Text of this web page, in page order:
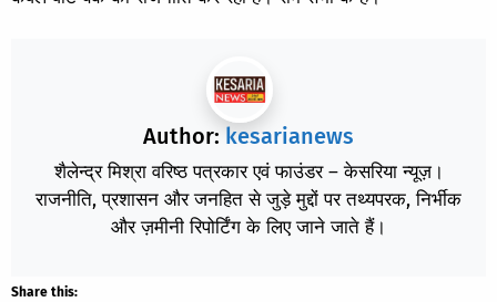
Author: kesarianews
शैलेन्द्र मिश्रा वरिष्ठ पत्रकार एवं फाउंडर – केसरिया न्यूज़।
राजनीति, प्रशासन और जनहित से जुड़े मुद्दों पर तथ्यपरक, निर्भीक
और ज़मीनी रिपोर्टिंग के लिए जाने जाते हैं।
Share this: